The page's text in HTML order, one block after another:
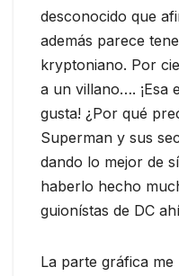
desconocido que
además parece
kryptoniano. Por
a un villano…. ¡Esa
gusta! ¿Por qué
Superman y sus
dando lo mejor de
haberlo hecho
guionístas de DC
La parte gráfica